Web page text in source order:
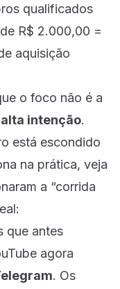
qualificados
R$ 2.000,00 =
aquisição
o foco não é a
intenção.
está escondido
na prática, veja
a “corrida
que antes
agora
. Os